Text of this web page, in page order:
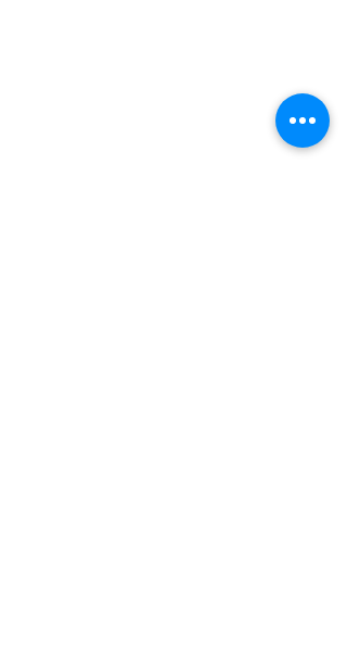
HORÁRIOS DE FUNCIONAMENTO